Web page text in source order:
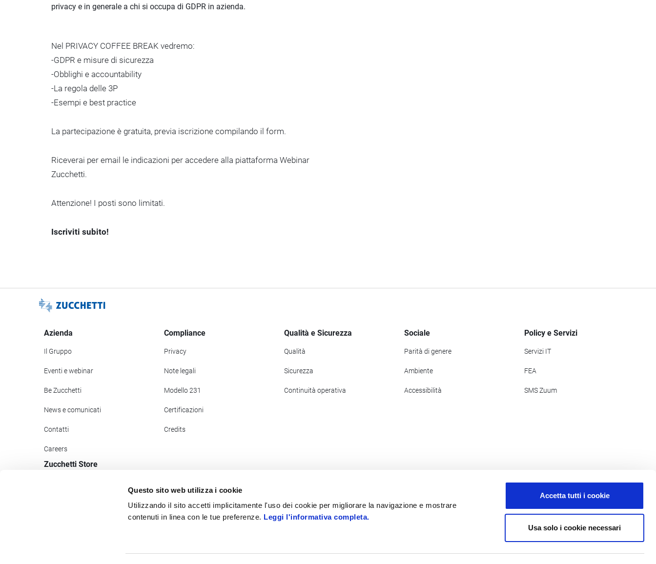
Questo sito web utilizza i cookie
Utilizzando il sito accetti implicitamente l'uso dei cookie per migliorare la navigazione e mostrare
contenuti in linea con le tue preferenze. Leggi l'informativa completa.
Accetta tutti i cookie
Usa solo i cookie necessari
privacy e in generale a chi si occupa di GDPR in azienda.
Nel PRIVACY COFFEE BREAK vedremo:
-GDPR e misure di sicurezza
-Obblighi e accountability
-La regola delle 3P
-Esempi e best practice
La partecipazione è gratuita, previa iscrizione compilando il form.
Riceverai per email le indicazioni per accedere alla piattaforma Webinar
Zucchetti.
Attenzione! I posti sono limitati.
Iscriviti subito!
Azienda
Il Gruppo
Eventi e webinar
Be Zucchetti
News e comunicati
Contatti
Careers
Compliance
Privacy
Note legali
Modello 231
Certificazioni
Credits
Qualità e Sicurezza
Qualità
Sicurezza
Continuità operativa
Sociale
Parità di genere
Ambiente
Accessibilità
Policy e Servizi
Servizi IT
FEA
SMS Zuum
Zucchetti Store